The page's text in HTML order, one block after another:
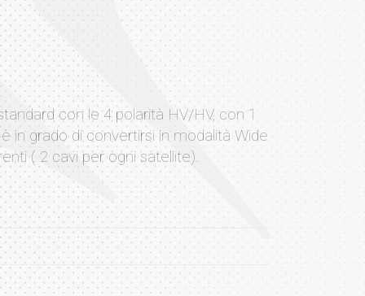
con le 4 polarità HV/HV, con 1
in grado di convertirsi in modalità Wide
( 2 cavi per ogni satellite).